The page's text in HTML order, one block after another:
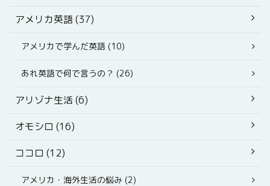
アメリカ英語 (37)
アメリカで学んだ英語 (10)
あれ英語で何で言うの？ (26)
アリゾナ生活 (6)
オモシロ (16)
ココロ (12)
アメリカ・海外生活の悩み (2)